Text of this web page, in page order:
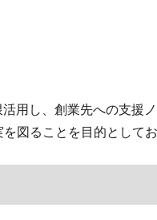
用し、創業先への支援
図ることを目的としてお